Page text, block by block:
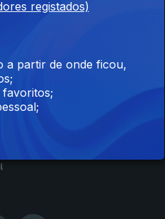
registados)
a partir de onde ficou,